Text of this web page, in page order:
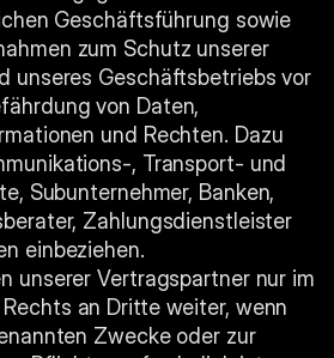
Geschäftsführung sowie
zum Schutz unserer
unseres Geschäftsbetriebs vor
von Daten,
und Rechten. Dazu
, Transport- und
Subunternehmer, Banken,
Zahlungsdienstleister
einbeziehen.
unserer Vertragspartner nur im
an Dritte weiter, wenn
Zwecke oder zur